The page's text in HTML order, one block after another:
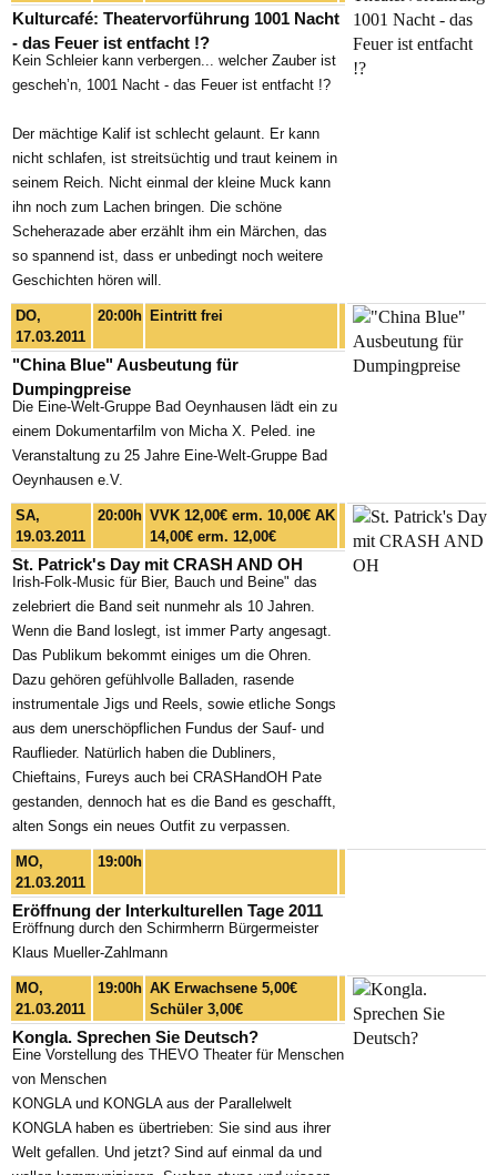
Kulturcafé: Theatervorführung 1001 Nacht
- das Feuer ist entfacht !?
Kein Schleier kann verbergen... welcher Zauber ist
gescheh’n, 1001 Nacht - das Feuer ist entfacht !?
Der mächtige Kalif ist schlecht gelaunt. Er kann
nicht schlafen, ist streitsüchtig und traut keinem in
seinem Reich. Nicht einmal der kleine Muck kann
ihn noch zum Lachen bringen. Die schöne
Scheherazade aber erzählt ihm ein Märchen, das
so spannend ist, dass er unbedingt noch weitere
Geschichten hören will.
DO,
17.03.2011
20:00h Eintritt frei
"China Blue" Ausbeutung für
Dumpingpreise
Die Eine-Welt-Gruppe Bad Oeynhausen lädt ein zu
einem Dokumentarfilm von Micha X. Peled. ine
Veranstaltung zu 25 Jahre Eine-Welt-Gruppe Bad
Oeynhausen e.V.
SA,
19.03.2011
20:00h VVK 12,00€ erm. 10,00€ AK
14,00€ erm. 12,00€
St. Patrick's Day mit CRASH AND OH
Irish-Folk-Music für Bier, Bauch und Beine" das
zelebriert die Band seit nunmehr als 10 Jahren.
Wenn die Band loslegt, ist immer Party angesagt.
Das Publikum bekommt einiges um die Ohren.
Dazu gehören gefühlvolle Balladen, rasende
instrumentale Jigs und Reels, sowie etliche Songs
aus dem unerschöpflichen Fundus der Sauf- und
Rauflieder. Natürlich haben die Dubliners,
Chieftains, Fureys auch bei CRASHandOH Pate
gestanden, dennoch hat es die Band es geschafft,
alten Songs ein neues Outfit zu verpassen.
MO,
21.03.2011
19:00h
Eröffnung der Interkulturellen Tage 2011
Eröffnung durch den Schirmherrn Bürgermeister
Klaus Mueller-Zahlmann
MO,
21.03.2011
19:00h AK Erwachsene 5,00€
Schüler 3,00€
Kongla. Sprechen Sie Deutsch?
Eine Vorstellung des THEVO Theater für Menschen
von Menschen
KONGLA und KONGLA aus der Parallelwelt
KONGLA haben es übertrieben: Sie sind aus ihrer
Welt gefallen. Und jetzt? Sind auf einmal da und